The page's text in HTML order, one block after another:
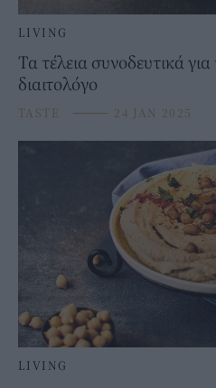
LIVING
Τα τέλεια συνοδευτικά
διαιτολόγο
TASTE ⸻ 24 JAN 2025
LIVING